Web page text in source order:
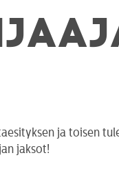
ja toisen
jaksot!